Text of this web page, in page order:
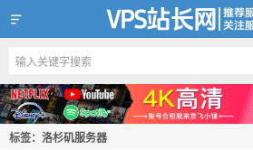
VPS站长网
标签：洛杉矶服务器